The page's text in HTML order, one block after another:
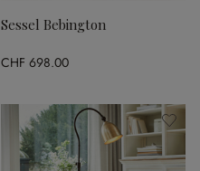
Sessel Bebington
CHF 698.00